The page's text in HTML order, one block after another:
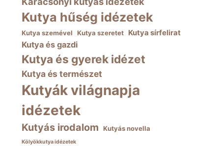
Kutya hűség idézetek
Kutya szemével Kutya szeretet Kutya sírfelirat
Kutya és gazdi
Kutya és gyerek idézet
Kutya és természet
Kutyák világnapja
idézetek
Kutyás irodalom Kutyás novella
Kölyökkutya idézetek